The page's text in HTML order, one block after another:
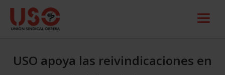
USO apoya las reivindicaciones en